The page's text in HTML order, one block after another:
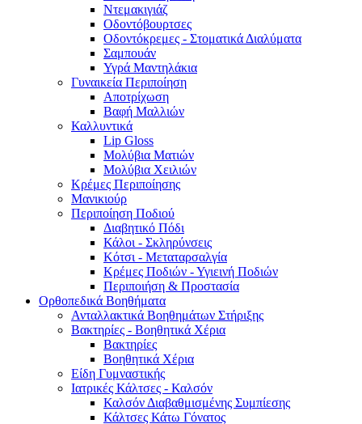
Ντεμακιγιάζ
Οδοντόβουρτσες
Οδοντόκρεμες - Στοματικά Διαλύματα
Σαμπουάν
Υγρά Μαντηλάκια
Γυναικεία Περιποίηση
Αποτρίχωση
Βαφή Μαλλιών
Καλλυντικά
Lip Gloss
Μολύβια Ματιών
Μολύβια Χειλιών
Κρέμες Περιποίησης
Μανικιούρ
Περιποίηση Ποδιού
Διαβητικό Πόδι
Κάλοι - Σκληρύνσεις
Κότσι - Μεταταρσαλγία
Κρέμες Ποδιών - Υγιεινή Ποδιών
Περιποιήση & Προστασία
Ορθοπεδικά Βοηθήματα
Ανταλλακτικά Βοηθημάτων Στήριξης
Βακτηρίες - Βοηθητικά Χέρια
Βακτηρίες
Βοηθητικά Χέρια
Είδη Γυμναστικής
Ιατρικές Κάλτσες - Καλσόν
Καλσόν Διαβαθμισμένης Συμπίεσης
Κάλτσες Κάτω Γόνατος